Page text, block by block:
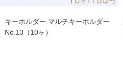
キーホルダー マルチキーホルダー
No.13（10ヶ）